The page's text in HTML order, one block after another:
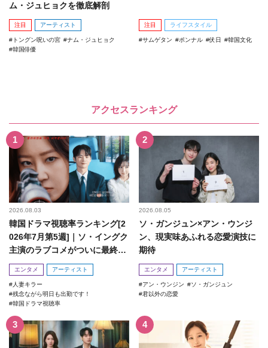
ム・ジュヒョクを徹底解剖
注目 アーティスト
トングン呪いの宮
ナム・ジュヒョク
韓国俳優
注目 ライフスタイル
サムゲタン ポンナル 伏日 韓国文化
アクセスランキング
2026.08.03
韓国ドラマ視聴率ランキング[2
026年7月第5週]｜ソ・イングク
主演のラブコメがついに最終
回！
エンタメ アーティスト
人妻キラー
残念ながら明日も出勤です！
韓国ドラマ視聴率
2026.08.05
ソ・ガンジュン×アン・ウンジ
ン、現実味あふれる恋愛演技に
期待
エンタメ アーティスト
アン・ウンジン
ソ・ガンジュン
君以外の恋愛